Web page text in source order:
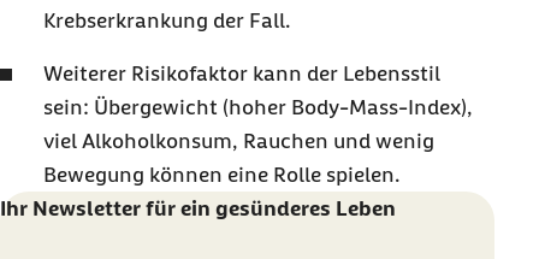
Krebserkrankung der Fall.
Weiterer Risikofaktor kann der Lebensstil
sein: Übergewicht (hoher Body-Mass-Index),
viel Alkoholkonsum, Rauchen und wenig
Bewegung können eine Rolle spielen.
Ihr Newsletter für ein gesünderes Leben